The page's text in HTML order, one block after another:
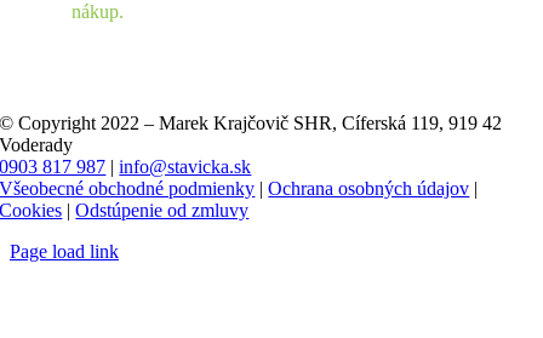
nákup.
© Copyright 2022 – Marek Krajčovič SHR, Cíferská 119, 919 42
Voderady
0903 817 987 |info@stavicka.sk
Všeobecné obchodné podmienky |Ochrana osobných údajov |
Cookies |Odstúpenie od zmluvy
Page load link